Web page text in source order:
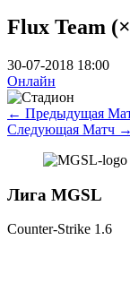
Flux Team
30-07-2018 18:00
Онлайн
← Предыдущая
Следующая Матч →
Лига MGSL
Counter-Strike 1.6